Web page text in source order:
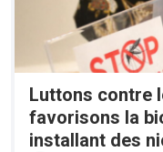
Luttons contre
favorisons la
installant des